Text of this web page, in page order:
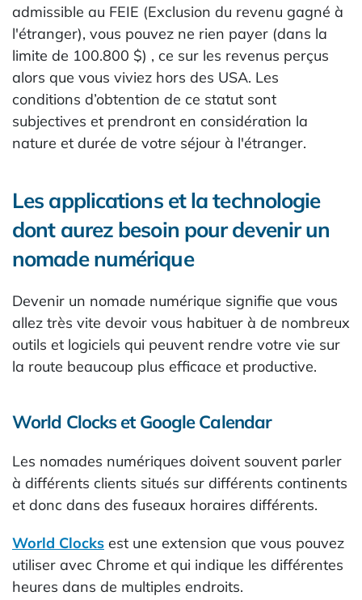
admissible au FEIE (Exclusion du revenu gagné à
l'étranger), vous pouvez ne rien payer (dans la
limite de 100.800 $) , ce sur les revenus perçus
alors que vous viviez hors des USA. Les
conditions d’obtention de ce statut sont
subjectives et prendront en considération la
nature et durée de votre séjour à l'étranger.
Les applications et la technologie
dont aurez besoin pour devenir un
nomade numérique
Devenir un nomade numérique signifie que vous
allez très vite devoir vous habituer à de nombreux
outils et logiciels qui peuvent rendre votre vie sur
la route beaucoup plus efficace et productive.
World Clocks et Google Calendar
Les nomades numériques doivent souvent parler
à différents clients situés sur différents continents
et donc dans des fuseaux horaires différents.
World Clocks est une extension que vous pouvez
utiliser avec Chrome et qui indique les différentes
heures dans de multiples endroits.